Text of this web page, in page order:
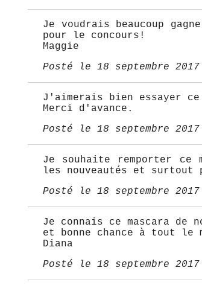
Je voudrais beaucoup
pour le concours!
Maggie
Posté le 18 septembre 2017
J'aimerais bien essayer
Merci d'avance.
Posté le 18 septembre 2017
Je souhaite remporter
les nouveautés et surtout
Posté le 18 septembre 2017
Je connais ce mascara de
et bonne chance à tout le
Diana
Posté le 18 septembre 2017